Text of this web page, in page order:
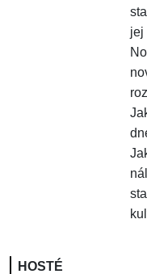
jej
HOSTÉ